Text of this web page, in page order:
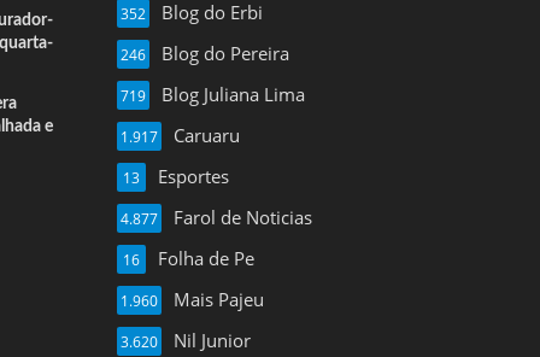
e
Blog do Erbi
352
Blog do Pereira
246
Blog Juliana Lima
719
Caruaru
1.917
Esportes
13
Farol de Noticias
4.877
Folha de Pe
16
Mais Pajeu
1.960
Nil Junior
3.620